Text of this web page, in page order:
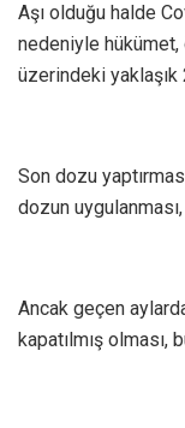
Aşı olduğu halde
nedeniyle
üzerindeki
Son dozu
dozun
Ancak geçen
kapatılmış